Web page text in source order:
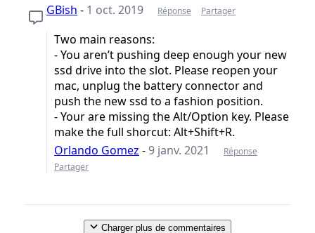
GBish - 1 oct. 2019 Réponse Partager
Two main reasons:
- You aren’t pushing deep enough your new
ssd drive into the slot. Please reopen your
mac, unplug the battery connector and
push the new ssd to a fashion position.
- Your are missing the Alt/Option key. Please
make the full shorcut: Alt+Shift+R.
Orlando Gomez -9 janv. 2021
Réponse
Partager
Charger plus de commentaires